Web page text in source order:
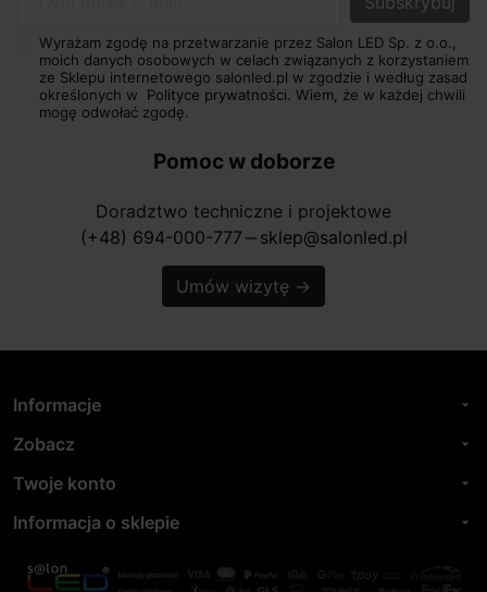
Wyrażam zgodę na przetwarzanie przez Salon LED Sp. z o.o.,
moich danych osobowych w celach związanych z korzystaniem
ze Sklepu internetowego salonled.pl w zgodzie i według zasad
określonych w Polityce prywatności. Wiem, że w każdej chwili
mogę odwołać zgodę.
Pomoc w doborze
Doradztwo techniczne i projektowe
(+48) 694-000-777 horizontal_rule sklep@salonled.pl
Umów wizytę →
Informacje arrow_drop_down
Zobacz arrow_drop_down
Twoje konto arrow_drop_down
Informacja o sklepie arrow_drop_down